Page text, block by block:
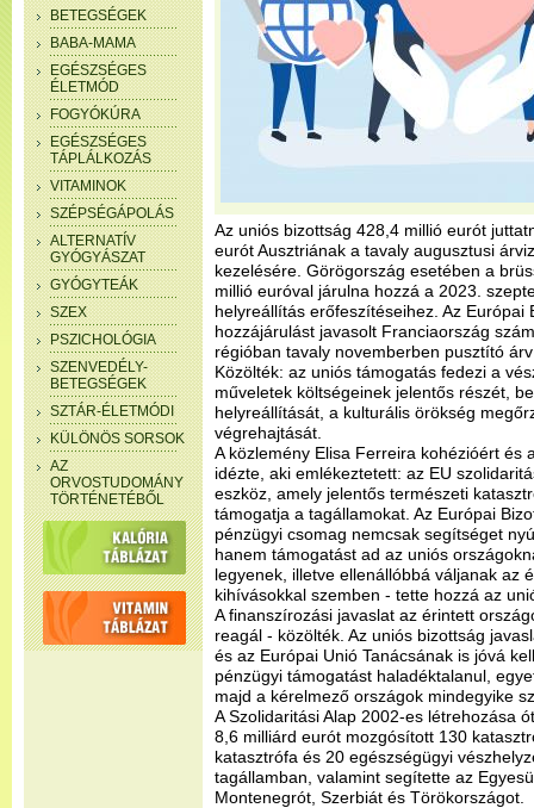
BETEGSÉGEK
BABA-MAMA
EGÉSZSÉGES
ÉLETMÓD
FOGYÓKÚRA
EGÉSZSÉGES
TÁPLÁLKOZÁS
VITAMINOK
SZÉPSÉGÁPOLÁS
ALTERNATÍV
GYÓGYÁSZAT
GYÓGYTEÁK
SZEX
PSZICHOLÓGIA
SZENVEDÉLY-
BETEGSÉGEK
SZTÁR-ÉLETMÓDI
KÜLÖNÖS SORSOK
AZ
ORVOSTUDOMÁNY
TÖRTÉNETÉBŐL
Az uniós bizottság 428,4 millió eurót
eurót Ausztriának a tavaly augusztusi
kezelésére. Görögország esetében a
millió euróval járulna hozzá a 2023.
helyreállítás erőfeszítéseihez. Az Európai
hozzájárulást javasolt Franciaország
régióban tavaly novemberben pusztító
Közölték: az uniós támogatás fedezi a
műveletek költségeinek jelentős részét,
helyreállítását, a kulturális örökség
végrehajtását.
A közlemény Elisa Ferreira kohézióért és
idézte, aki emlékeztetett: az EU
eszköz, amely jelentős természeti
támogatja a tagállamokat. Az Európai
pénzügyi csomag nemcsak segítséget
hanem támogatást ad az uniós
legyenek, illetve ellenállóbbá váljanak az
kihívásokkal szemben - tette hozzá az
A finanszírozási javaslat az érintett
reagál - közölték. Az uniós bizottság
és az Európai Unió Tanácsának is jóvá
pénzügyi támogatást haladéktalanul,
majd a kérelmező országok mindegyike
A Szolidaritási Alap 2002-es létrehozása
8,6 milliárd eurót mozgósított 130
katasztrófa és 20 egészségügyi
tagállamban, valamint segítette az
Montenegrót, Szerbiát és Törökországot.